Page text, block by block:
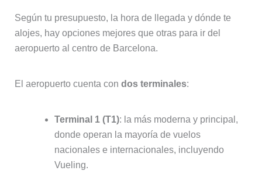
Según tu presupuesto, la hora de llegada y dónde te
alojes, hay opciones mejores que otras para ir del
aeropuerto al centro de Barcelona.
El aeropuerto cuenta con dos terminales:
Terminal 1 (T1): la más moderna y principal,
donde operan la mayoría de vuelos
nacionales e internacionales, incluyendo
Vueling.